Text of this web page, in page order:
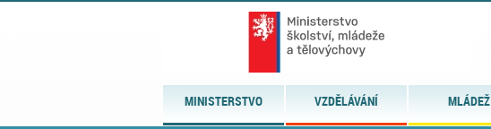
MINISTERSTVO VZDĚLÁVÁNÍ MLÁDEŽ